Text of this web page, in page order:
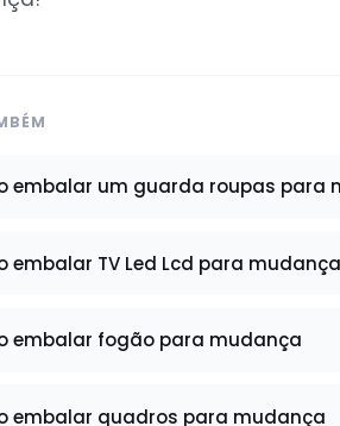
embalar um guarda roupas para
embalar TV Led Lcd para mudança
embalar fogão para mudança
embalar quadros para mudança